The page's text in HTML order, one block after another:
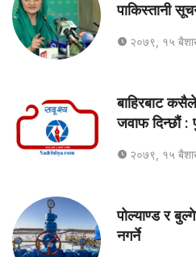
पाकिस्तानी
२०७९, १५
बाहिरबाट
जवाफ दिन्छौं :
२०७९, १५
पोल्याण्ड र
नगर्ने